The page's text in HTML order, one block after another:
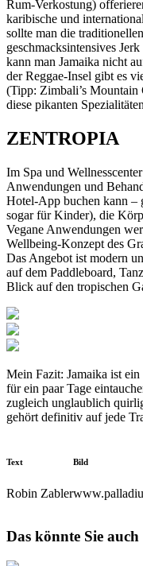
Rum-Verkostung)
karibische und
sollte man die
geschmacksintensives
kann man Jamaika nicht
der Reggae-Insel gibt es
(Tipp: Zimbali’s
diese pikanten
ZENTROPIA
Im Spa und
Anwendungen und
Hotel-App buchen kann –
sogar für Kinder), die
Vegane Anwendungen
Wellbeing-Konzept des
Das Angebot ist modern
auf dem Paddleboard,
Blick auf den tropischen
Mein Fazit: Jamaika ist
für ein paar Tage
zugleich unglaublich
gehört definitiv auf jede
Text
Robin Zabler
Bild
Das könnte Sie auch